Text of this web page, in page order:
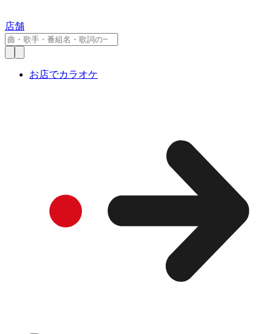
店舗
お店でカラオケ